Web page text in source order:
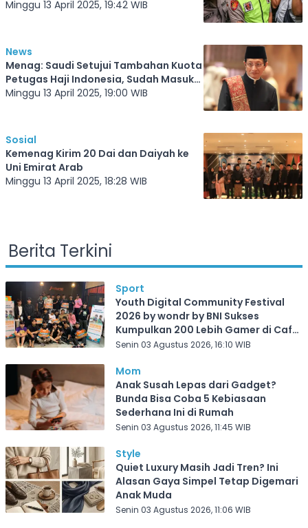
Minggu 13 April 2025, 19:42 WIB
News
Menag: Saudi Setujui Tambahan Kuota
Petugas Haji Indonesia, Sudah Masuk
E-Hajj
Minggu 13 April 2025, 19:00 WIB
Sosial
Kemenag Kirim 20 Dai dan Daiyah ke
Uni Emirat Arab
Minggu 13 April 2025, 18:28 WIB
Berita Terkini
Sport
Youth Digital Community Festival
2026 by wondr by BNI Sukses
Kumpulkan 200 Lebih Gamer di Cafe
Frekuensi Depok
Senin 03 Agustus 2026, 16:10 WIB
Mom
Anak Susah Lepas dari Gadget?
Bunda Bisa Coba 5 Kebiasaan
Sederhana Ini di Rumah
Senin 03 Agustus 2026, 11:45 WIB
Style
Quiet Luxury Masih Jadi Tren? Ini
Alasan Gaya Simpel Tetap Digemari
Anak Muda
Senin 03 Agustus 2026, 11:06 WIB